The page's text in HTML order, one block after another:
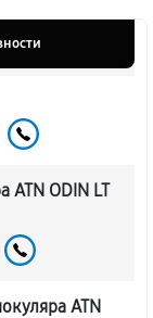
ATN ODIN LT
ATN